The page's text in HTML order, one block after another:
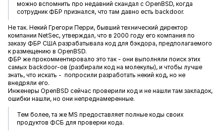
можно вспомнить про недавний скандал с OpenBSD, когда
сотрудник ФБР признался, что там давно есть backdoor.
Не так. Некий Грегори Перри, бывший технический директор
компании NetSec, утверждал, что в 2000 году его компания по
заказу ФБР США разрабатывала код для бэкдора, предполагаемого
к размещению в OpenBSD.
ФБР же прокомментировало это так - они выполняли поиск этих
самых backdoor-ов (разбирали код на молекулы), и чтобы лучше
знать, что искать - попросили разработать некий код, но не
внедряли его.
Инженеры OpenBSD сейчас проверили код и не нашли там закладок,
ошибки нашли, но они непреднамеренные.
Тем более, та же MS предоставляет полные коды своих
продуктов ФСБ для проверки кода.